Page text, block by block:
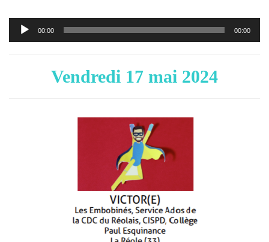
Lecteur
audio
00:00 00:00
Vendredi 17 mai 2024